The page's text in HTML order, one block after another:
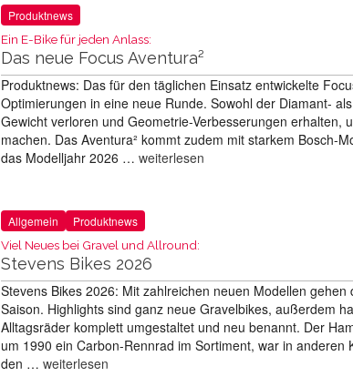
Produktnews
Ein E-Bike für jeden Anlass:
Das neue Focus Aventura²
Produktnews: Das für den täglichen Einsatz entwickelte
Optimierungen in eine neue Runde. Sowohl der Diamant-
Gewicht verloren und Geometrie-Verbesserungen erhalten,
machen. Das Aventura² kommt zudem mit starkem Bosch-
das Modelljahr 2026 … weiterlesen
Allgemein Produktnews
Viel Neues bei Gravel und Allround:
Stevens Bikes 2026
Stevens Bikes 2026: Mit zahlreichen neuen Modellen
Saison. Highlights sind ganz neue Gravelbikes, außerdem
Alltagsräder komplett umgestaltet und neu benannt. Der
um 1990 ein Carbon-Rennrad im Sortiment, war in anderen
den … weiterlesen